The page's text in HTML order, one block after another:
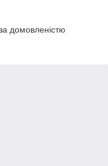
домовленістю